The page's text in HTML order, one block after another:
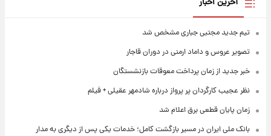
تیم جدید مجتبی جباری مشخص شد
تصویر عروس و داماد ارمنی در دوران قاجار
خبر جدید از زمان پرداخت معوقات بازنشستگان
نظر عجیب کارگردان پر پرواز درباره شادمهر عقیلی + فیلم
زمان پایان قطعی برق اعلام شد
بانک ملی ایران در مسیر بازگشت کامل؛ خدمات یکی پس از دیگری به مدار